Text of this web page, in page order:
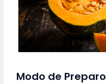
Modo de Preparo